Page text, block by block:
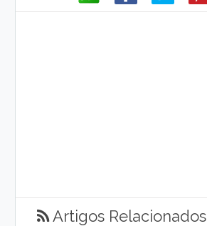
Artigos Relacionados